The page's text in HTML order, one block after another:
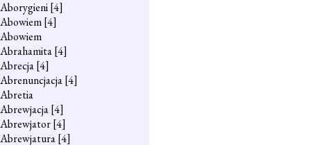
Aborygieni[4]
Abowiem[4]
Abowiem
Abrahamita[4]
Abrecja[4]
Abrenuncjacja[4]
Abretia
Abrewjacja[4]
Abrewjator[4]
Abrewjatura[4]